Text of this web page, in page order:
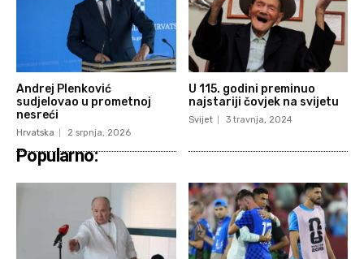
Andrej Plenković
sudjelovao u prometnoj
nesreći
Hrvatska 2 srpnja, 2026
U 115. godini preminuo
najstariji čovjek na svijetu
Svijet 3 travnja, 2024
Popularno: